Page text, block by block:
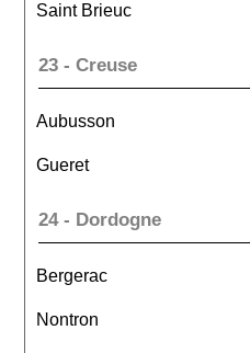
Saint Brieuc
23 - Creuse
Aubusson
Gueret
24 - Dordogne
Bergerac
Nontron